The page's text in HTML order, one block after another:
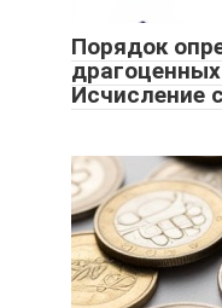
Порядок
Исчисление